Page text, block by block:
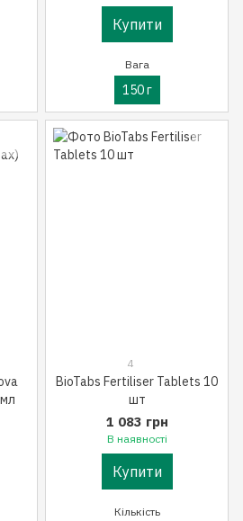
Купити
Вага
150 г
4
BioTabs Fertiliser Tablets 10
шт
1 083 грн
В наявності
Купити
Кількість